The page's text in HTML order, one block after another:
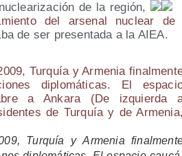
de la región,
del arse­nal nuclear de
de ser pre­sen­ta­da a la AIEA.
Tur­quía y Arme­nia